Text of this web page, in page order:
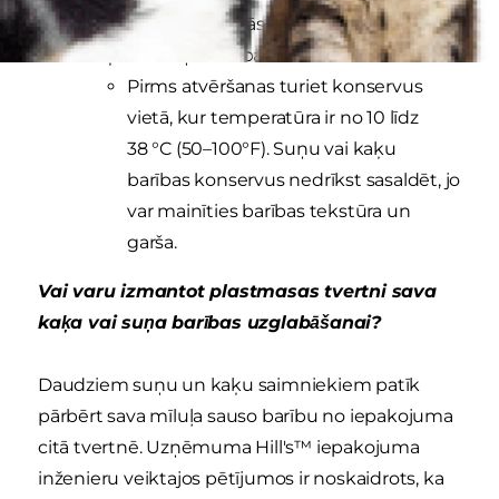
parazītu rašanās risku.
Kaķu un suņu barības konserviem
Pirms atvēršanas turiet konservus
vietā, kur temperatūra ir no 10 līdz
38 °C (50–100°F). Suņu vai kaķu
barības konservus nedrīkst sasaldēt, jo
var mainīties barības tekstūra un
garša.
Vai varu izmantot plastmasas tvertni sava
kaķa vai suņa barības uzglabāšanai?
Daudziem suņu un kaķu saimniekiem patīk
pārbērt sava mīluļa sauso barību no iepakojuma
citā tvertnē. Uzņēmuma Hill's™ iepakojuma
inženieru veiktajos pētījumos ir noskaidrots, ka